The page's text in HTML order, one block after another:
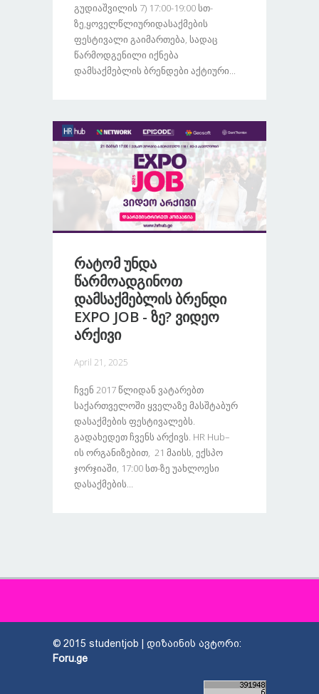
Გუდიაშვილის 7) 17:00-19:00 Სთ-
Ზე,ყოველწლიურიდასაქმების
Ფესტივალი Გაიმართება, Სადაც
Წარმოდგენილი Იქნება
Დამსაქმებლის Ბრენდები Აქტიური...
Რატომ Უნდა
Წარმოადგინოთ
Დამსაქმებლის Ბრენდი
EXPO JOB - Ზე? Ვიდეო
Არქივი
April 21, 2025
Ჩვენ 2017 Წლიდან Ვატარებთ
Საქართველოში Ყველაზე Მასშტაბურ
Დასაქმების Ფესტივალებს.
Გადახედეთ Ჩვენს Არქივს. HR Hub–
Ის Ორგანიზებით, 21 Მაისს, Ექსპო
Ჯორჯიაში, 17:00 Სთ-Ზე Უახლოესი
Დასაქმების...
© 2015 studentjob | დიზაინის ავტორი:
Foru.ge